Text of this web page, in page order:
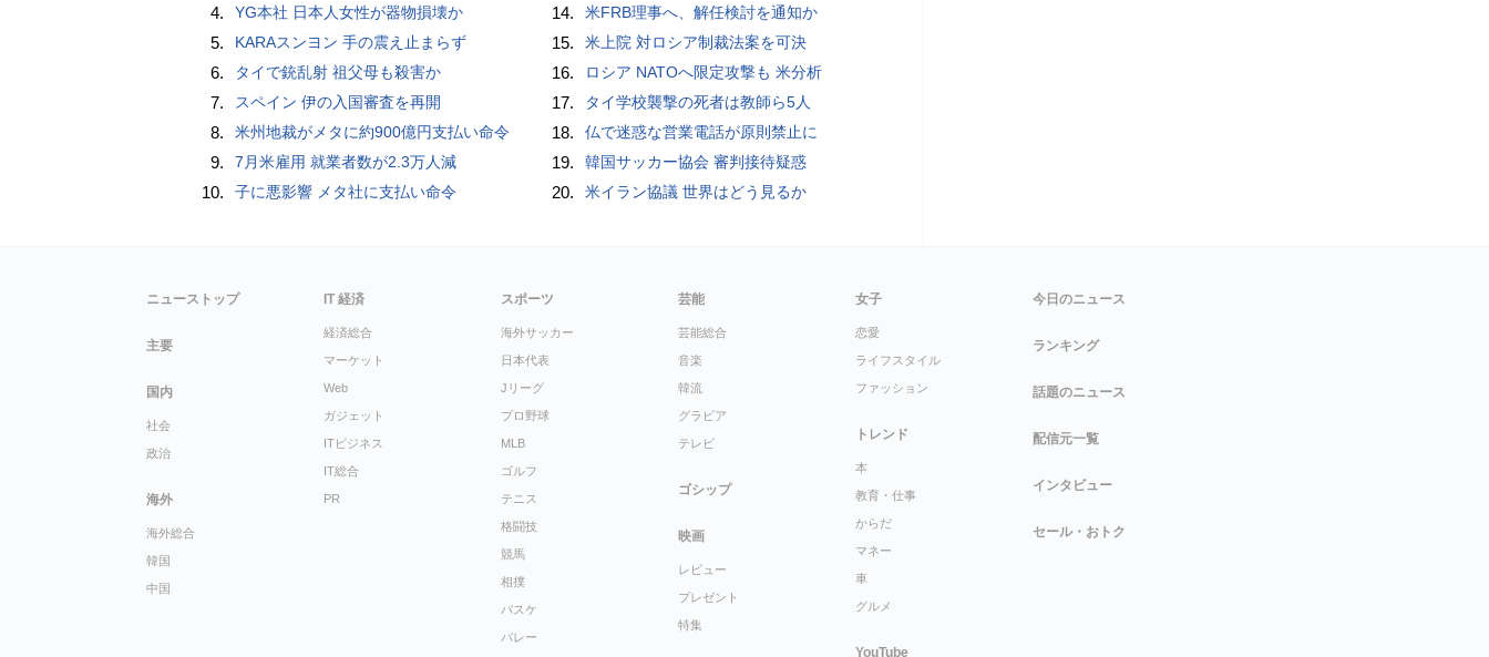
4. YG本社 日本人女性が器物損壊か
5. KARAスンヨン 手の震え止まらず
6. タイで銃乱射 祖父母も殺害か
7. スペイン 伊の入国審査を再開
8. 米州地裁がメタに約900億円支払い命令
9. 7月米雇用 就業者数が2.3万人減
10. 子に悪影響 メタ社に支払い命令
14. 米FRB理事へ、解任検討を通知か
15. 米上院 対ロシア制裁法案を可決
16. ロシア NATOへ限定攻撃も 米分析
17. タイ学校襲撃の死者は教師ら5人
18. 仏で迷惑な営業電話が原則禁止に
19. 韓国サッカー協会 審判接待疑惑
20. 米イラン協議 世界はどう見るか
ニューストップ
主要
国内
社会
政治
海外
海外総合
韓国
中国
IT 経済
経済総合
マーケット
Web
ガジェット
ITビジネス
IT総合
PR
スポーツ
海外サッカー
日本代表
Jリーグ
プロ野球
MLB
ゴルフ
テニス
格闘技
競馬
相撲
バスケ
バレー
芸能
芸能総合
音楽
韓流
グラビア
テレビ
ゴシップ
映画
レビュー
プレゼント
特集
女子
恋愛
ライフスタイル
ファッション
トレンド
本
教育・仕事
からだ
マネー
車
グルメ
YouTube
今日のニュース
ランキング
話題のニュース
配信元一覧
インタビュー
セール・おトク